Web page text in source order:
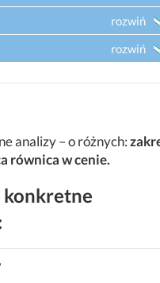
rozwiń
rozwiń
analizy – o różnych:
równica w cenie.
konkretne